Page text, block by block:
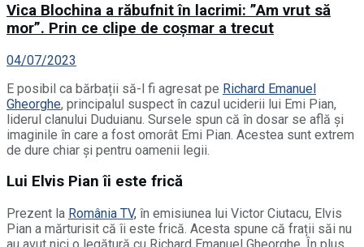
Vica Blochina a răbufnit în lacrimi: ”Am vrut să
mor”. Prin ce clipe de coșmar a trecut
04/07/2023
E posibil ca bărbații să-l fi agresat pe Richard Emanuel
Gheorghe, principalul suspect în cazul uciderii lui Emi Pian,
liderul clanului Duduianu. Sursele spun că în dosar se află și
imaginile în care a fost omorât Emi Pian. Acestea sunt extrem
de dure chiar și pentru oamenii legii.
Lui Elvis Pian îi este frică
Prezent la România TV, în emisiunea lui Victor Ciutacu, Elvis
Pian a mărturisit că îi este frică. Acesta spune că frații săi nu